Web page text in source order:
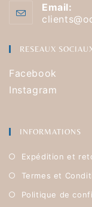
Email:
RESEAUX
Facebook
Instagram
INFORMATIONS
Expédition et
Termes et
Politique de